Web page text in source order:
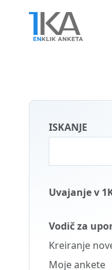
ISKANJE
Menu
SLO
Uvajanje v
Vodič za
Kreiranje
Moje ankete